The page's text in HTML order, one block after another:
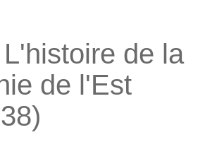
de la
de l'Est